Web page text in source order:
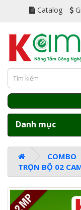
Catalog
Danh mục
COMBO
TRỌN BỘ 02